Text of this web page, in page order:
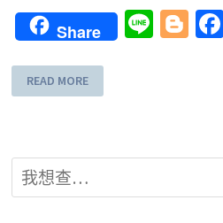
Share Line
READ MORE